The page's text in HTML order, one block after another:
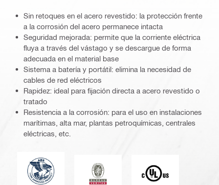
Sin retoques en el acero revestido: la protección frente
a la corrosión del acero permanece intacta
Seguridad mejorada: permite que la corriente eléctrica
fluya a través del vástago y se descargue de forma
adecuada en el material base
Sistema a batería y portátil: elimina la necesidad de
cables de red eléctricos
Rapidez: ideal para fijación directa a acero revestido o
tratado
Resistencia a la corrosión: para el uso en instalaciones
marítimas, alta mar, plantas petroquímicas, centrales
eléctricas, etc.
American Bureau of Shipping
Bureau Veritas